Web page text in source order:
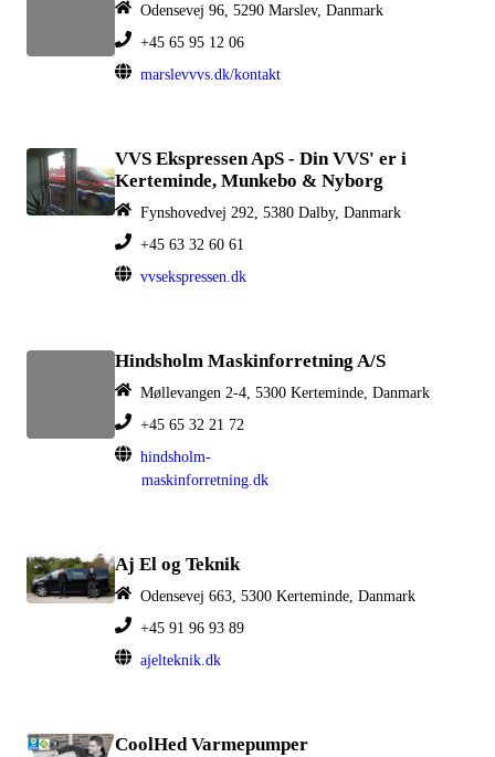
Odensevej 96, 5290 Marslev, Danmark
+45 65 95 12 06
marslevvvs.dk/kontakt
VVS Ekspressen ApS - Din VVS' er i
Kerteminde, Munkebo & Nyborg
Fynshovedvej 292, 5380 Dalby, Danmark
+45 63 32 60 61
vvsekspressen.dk
Hindsholm Maskinforretning A/S
Møllevangen 2-4, 5300 Kerteminde, Danmark
+45 65 32 21 72
hindsholm-
maskinforretning.dk
Aj El og Teknik
Odensevej 663, 5300 Kerteminde, Danmark
+45 91 96 93 89
ajelteknik.dk
CoolHed Varmepumper